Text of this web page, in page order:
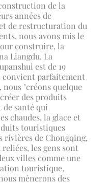
de la
années de
de restructuration du
nous avons mis le
construire, la
Liangdu. La
est de 19
convient parfaitement
nous "créons quelque
des produits
de santé qui
chaudes, la glace et
touristiques
rivières de Chongqing,
les gens sont
villes comme une
touristique,
mènerons des